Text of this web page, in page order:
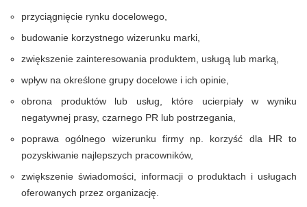
przyciągnięcie rynku docelowego,
budowanie korzystnego wizerunku marki,
zwiększenie zainteresowania produktem, usługą lub marką,
wpływ na określone grupy docelowe i ich opinie,
obrona produktów lub usług, które ucierpiały w wyniku
negatywnej prasy, czarnego PR lub postrzegania,
poprawa ogólnego wizerunku firmy np. korzyść dla HR to
pozyskiwanie najlepszych pracowników,
zwiększenie świadomości, informacji o produktach i usługach
oferowanych przez organizację.